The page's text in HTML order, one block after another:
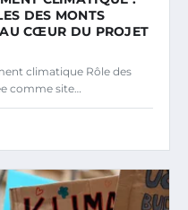
DES MONTS
AU CŒUR DU PROJET
climatique Rôle des
comme site…